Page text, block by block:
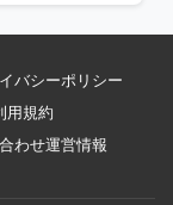
バシーポリシー
用規約
わせ運営情報